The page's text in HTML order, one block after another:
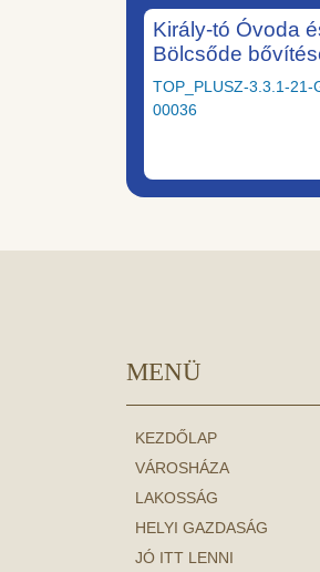
Király-tó Óvoda
Bölcsőde
TOP_PLUSZ-3.3.1-21-
00036
MENÜ
KEZDŐLAP
VÁROSHÁZA
LAKOSSÁG
HELYI GAZDASÁG
JÓ ITT LENNI